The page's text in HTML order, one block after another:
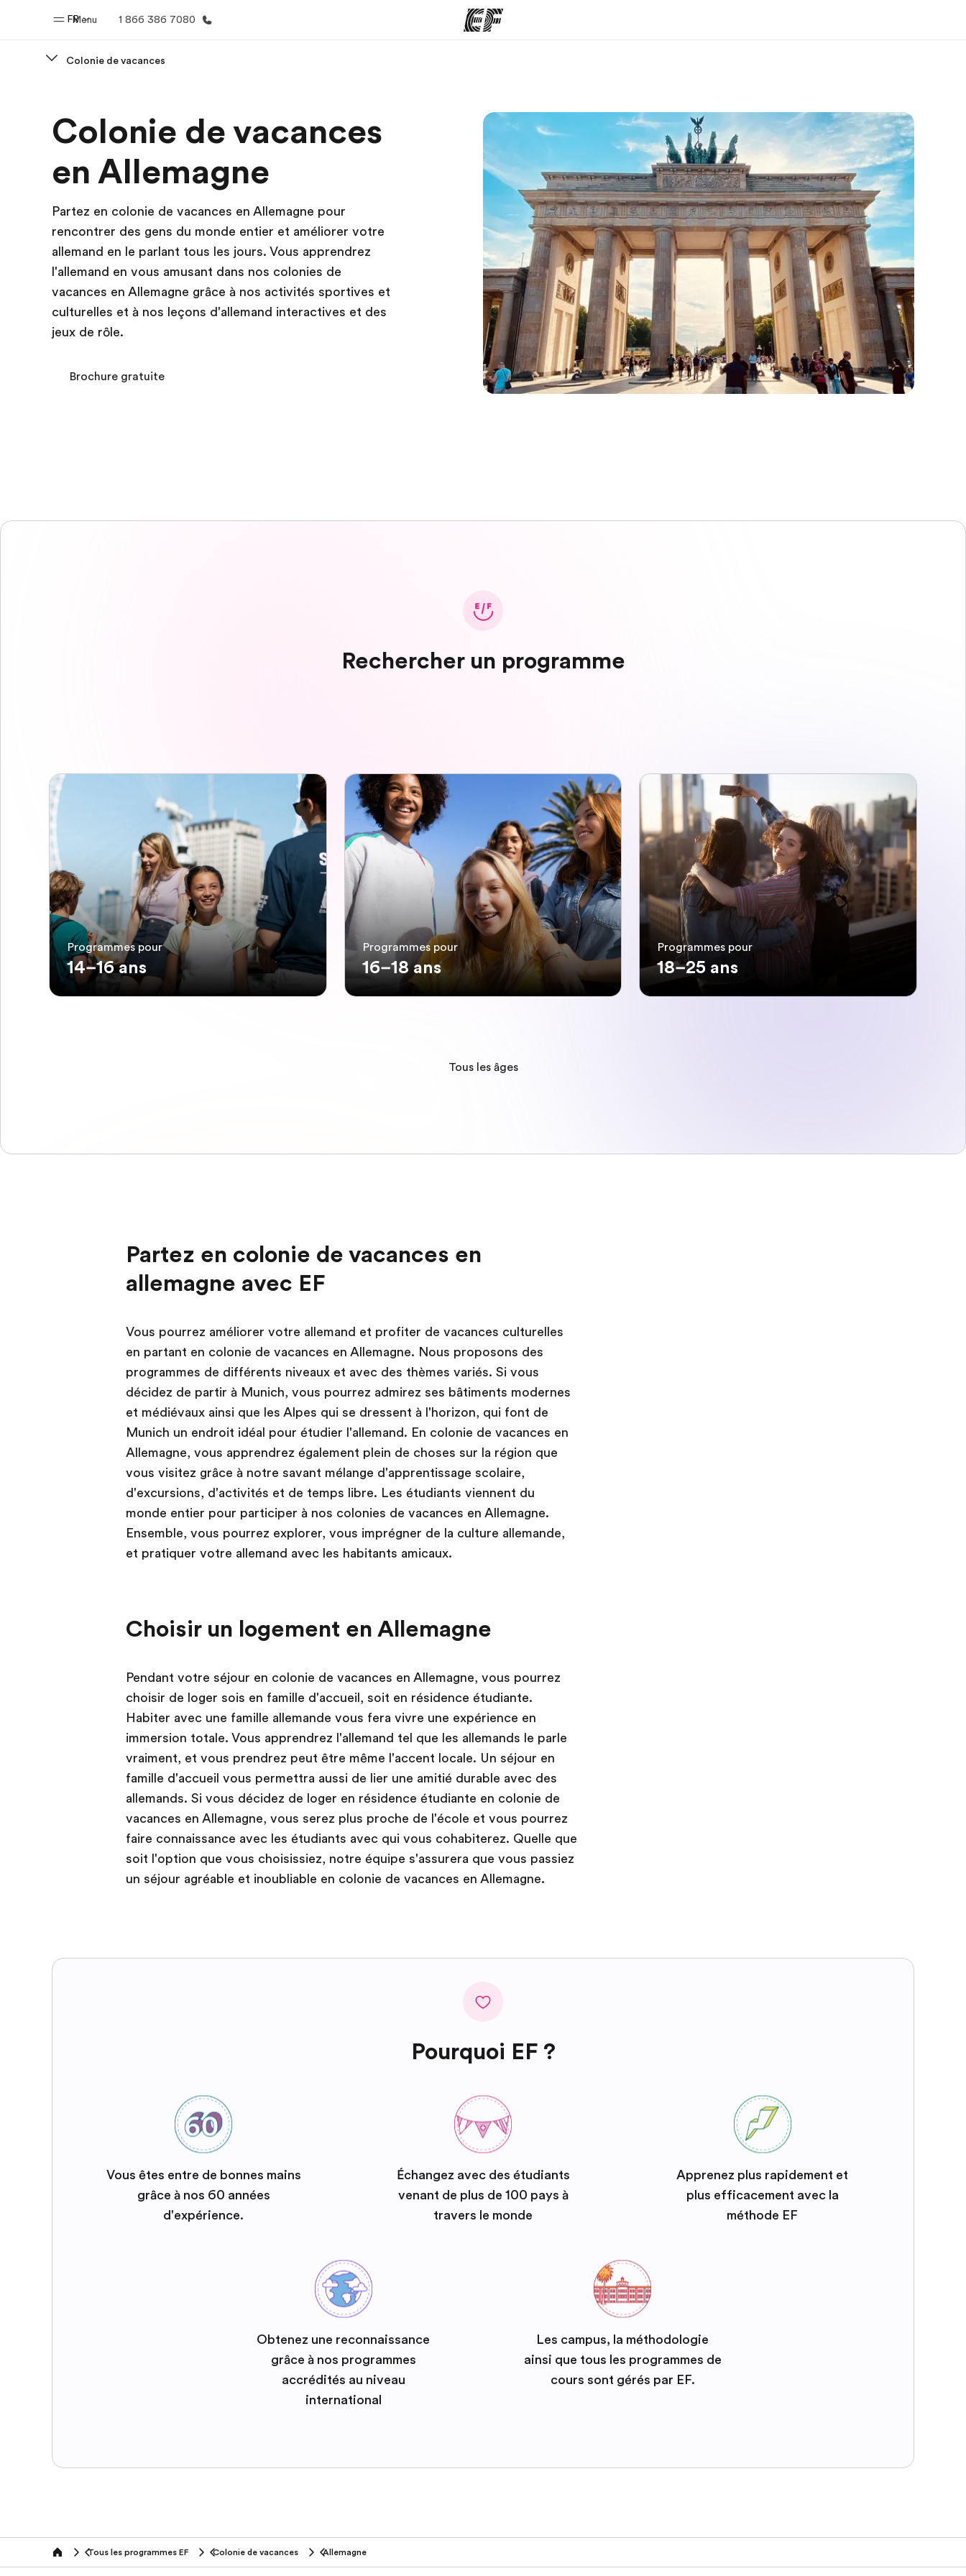
Menu
FR 1 866 386 7080
Bienvenue chez EF Nos offres Trouver un bureau Qui sommes-nous ? Rejoignez nos équipes
Colonie de vacances
Colonie de vacances
en Allemagne
Partez en colonie de vacances en Allemagne pour
rencontrer des gens du monde entier et améliorer votre
allemand en le parlant tous les jours. Vous apprendrez
l'allemand en vous amusant dans nos colonies de
vacances en Allemagne grâce à nos activités sportives et
culturelles et à nos leçons d'allemand interactives et des
jeux de rôle.
Brochure gratuite
Rechercher un programme
Programmes pour
14–16 ans
Programmes pour
16–18 ans
Programmes pour
18–25 ans
Tous les âges
Partez en colonie de vacances en
allemagne avec EF
Vous pourrez améliorer votre allemand et profiter de vacances culturelles
en partant en colonie de vacances en Allemagne. Nous proposons des
programmes de différents niveaux et avec des thèmes variés. Si vous
décidez de partir à Munich, vous pourrez admirez ses bâtiments modernes
et médiévaux ainsi que les Alpes qui se dressent à l'horizon, qui font de
Munich un endroit idéal pour étudier l'allemand. En colonie de vacances en
Allemagne, vous apprendrez également plein de choses sur la région que
vous visitez grâce à notre savant mélange d'apprentissage scolaire,
d'excursions, d'activités et de temps libre. Les étudiants viennent du
monde entier pour participer à nos colonies de vacances en Allemagne.
Ensemble, vous pourrez explorer, vous imprégner de la culture allemande,
et pratiquer votre allemand avec les habitants amicaux.
Choisir un logement en Allemagne
Pendant votre séjour en colonie de vacances en Allemagne, vous pourrez
choisir de loger sois en famille d'accueil, soit en résidence étudiante.
Habiter avec une famille allemande vous fera vivre une expérience en
immersion totale. Vous apprendrez l'allemand tel que les allemands le parle
vraiment, et vous prendrez peut être même l'accent locale. Un séjour en
famille d'accueil vous permettra aussi de lier une amitié durable avec des
allemands. Si vous décidez de loger en résidence étudiante en colonie de
vacances en Allemagne, vous serez plus proche de l'école et vous pourrez
faire connaissance avec les étudiants avec qui vous cohabiterez. Quelle que
soit l'option que vous choisissiez, notre équipe s'assurera que vous passiez
un séjour agréable et inoubliable en colonie de vacances en Allemagne.
Pourquoi EF ?
Vous êtes entre de bonnes mains
grâce à nos 60 années
d'expérience.
Échangez avec des étudiants
venant de plus de 100 pays à
travers le monde
Apprenez plus rapidement et
plus efficacement avec la
méthode EF
Obtenez une reconnaissance
grâce à nos programmes
accrédités au niveau
international
Les campus, la méthodologie
ainsi que tous les programmes de
cours sont gérés par EF.
home Tous les programmes EF Colonie de vacances Allemagne